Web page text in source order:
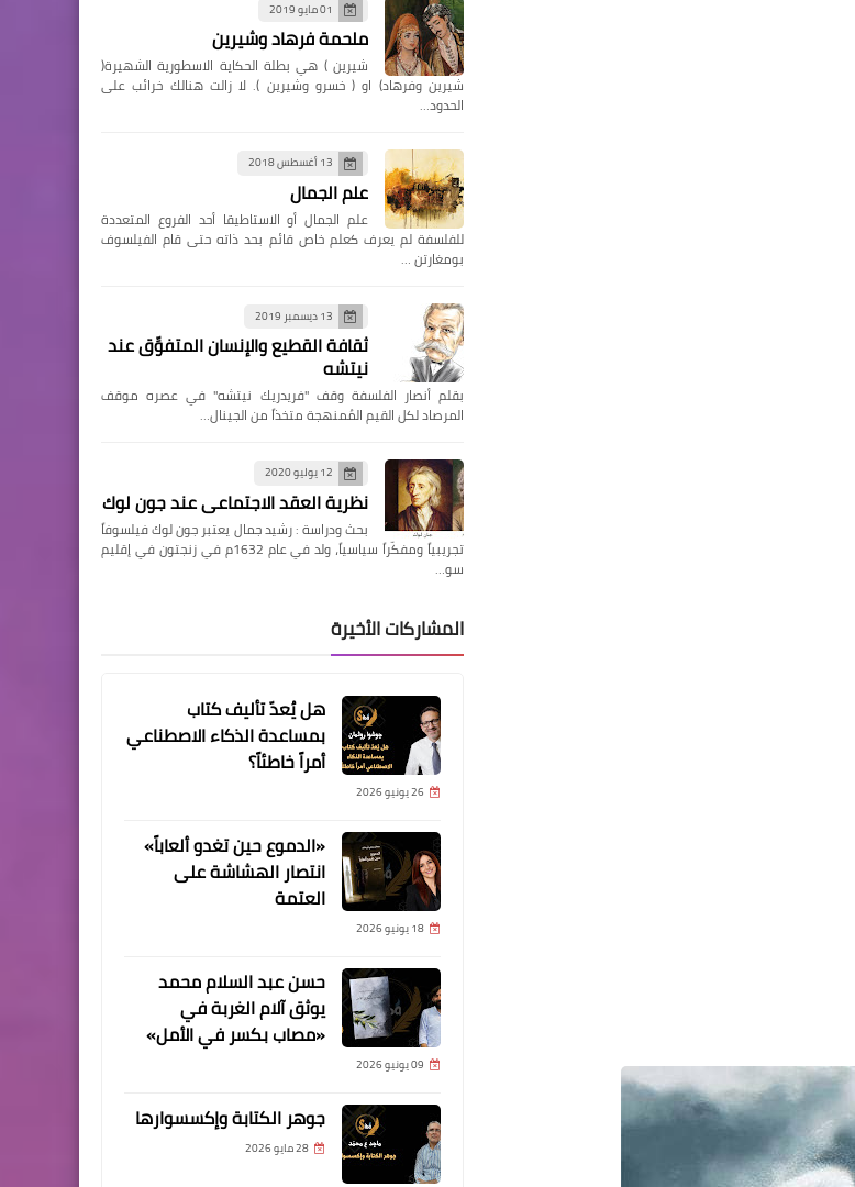
01 مايو 2019
ملحمة فرهاد وشيرين
شيرين ) هي بطلة الحكاية الاسطورية الشهيرة(
شيرين وفرهاد) او ( خسرو وشيرين ). لا زالت هنالك خرائب على
الحدود…
13 أغسطس 2018
علم الجمال
علم الجمال أو الاستاطيقا أحد الفروع المتعددة
للفلسفة لم يعرف كعلم خاص قائم بحد ذاته حتى قام الفيلسوف
بومغارتن …
13 ديسمبر 2019
ثقافة القطيع والإنسان المتفوِّق عند
نيتشه
بقلم أنصار الفلسفة وقف "فريدريك نيتشه" في عصره موقف
المرصاد لكل القيم المُمنهجة متخذاً من الجينال…
12 يوليو 2020
نظرية العقد الاجتماعي عند جون لوك
بحث ودراسة : رشيد جمال يعتبر جون لوك فيلسوفاً
تجريبياً ومفكّراً سياسياً، ولد في عام 1632م في زنجتون في إقليم
سو…
المشاركات الأخيرة
هل يُعدّ تأليف كتاب
بمساعدة الذكاء الاصطناعي
أمراً خاطئاً؟
26 يونيو 2026
«الدموع حين تغدو ألعاباً»
انتصار الهشاشة على
العتمة
18 يونيو 2026
حسن عبد السلام محمد
يوثق آلام الغربة في
«مصاب بكسر في الأمل»
09 يونيو 2026
جوهر الكتابة وإكسسوارها
28 مايو 2026